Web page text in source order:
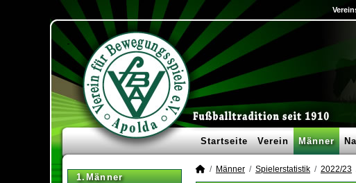
Startseite Verein Männer
1.Männer
Männer Spielerstatistik 2022/23